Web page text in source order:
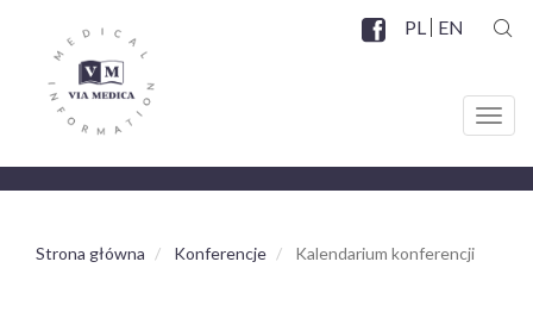
PL EN
Strona główna Konferencje Kalendarium konferencji